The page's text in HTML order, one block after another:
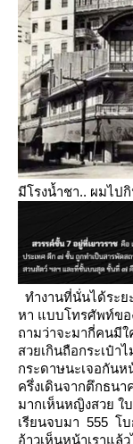
มีโรงน้ำชา.. ผมไป
ทำงานที่นั่นได้ระ
หา แบบโทรศัพท์ขอ
ถามว่าจะมากี่คนมีใ
สวยเกินถือกระเป๋า
กระดาษนะเจอกันห
ครึ่งเดินจากตึกธนา
มากเห็นหญิงสวย ใ
เรียนจบมา 555 โ
อ้าวเห็นหน้าเราแล้